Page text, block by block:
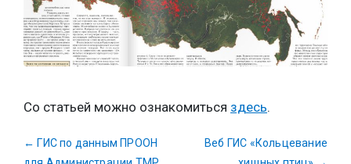
Со статьей можно ознакомиться здесь.
← ГИС по данным ПРООН
Веб ГИС «Кольцевание